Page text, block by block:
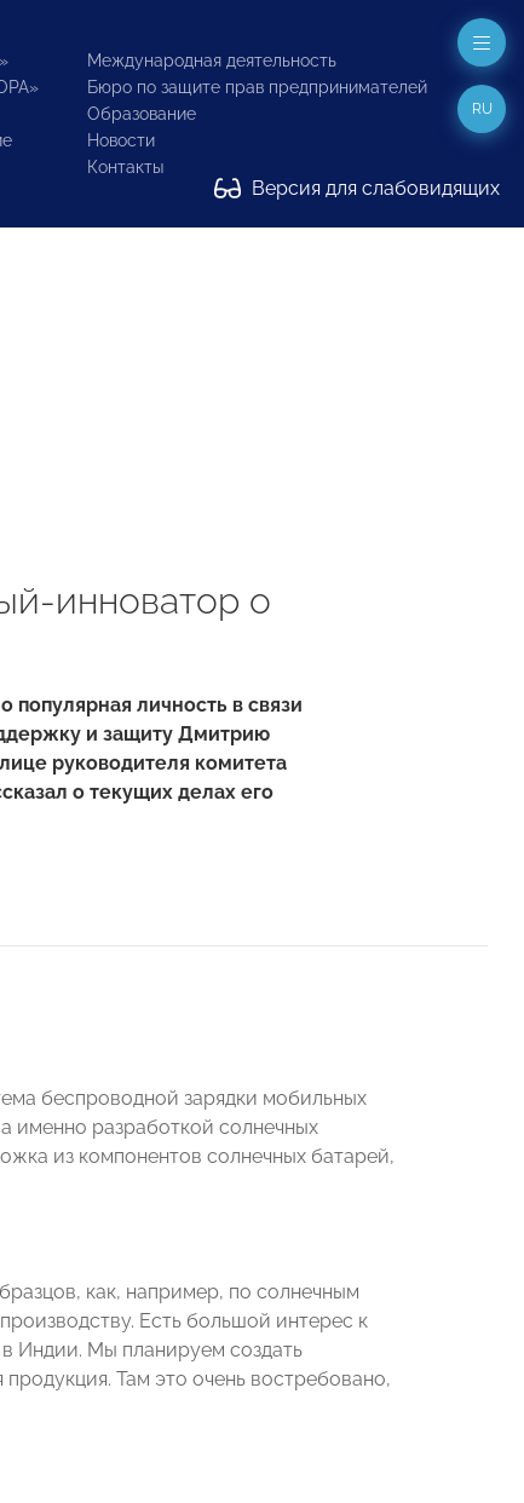
Международная деятельность
Бюро по защите прав предпринимателей
Образование
Новости
Контакты
Версия для слабовидящих
RU
инноватор о
личность в связи
и защиту Дмитрию
руководителя комитета
о текущих делах его
беспроводной зарядки мобильных
именно разработкой солнечных
из компонентов солнечных батарей,
как, например, по солнечным
Есть большой интерес к
Индии. Мы планируем создать
Там это очень востребовано,